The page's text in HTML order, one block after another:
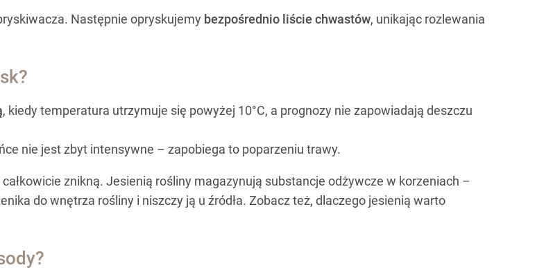
Następnie opryskujemy bezpośrednio liście chwastów, unikając rozlewania
, kiedy temperatura utrzymuje się powyżej 10°C, a prognozy nie zapowiadają deszczu
nie jest zbyt intensywne – zapobiega to poparzeniu trawy.
znikną. Jesienią rośliny magazynują substancje odżywcze w korzeniach –
do wnętrza rośliny i niszczy ją u źródła. Zobacz też, dlaczego jesienią warto